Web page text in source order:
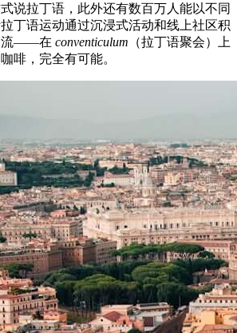
说拉丁语，此外还有数百万人能以不同
丁语运动通过沉浸式活动和线上社区积
流——在 conventiculum （拉丁语聚会）上
啡，完全有可能。